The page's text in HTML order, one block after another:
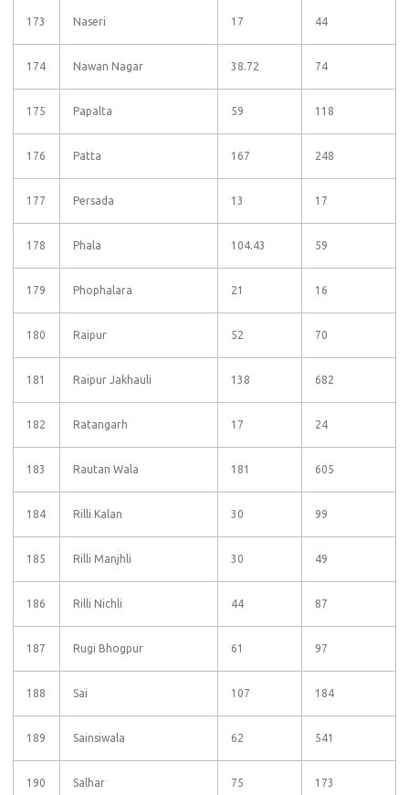
173 Naseri 17 44
174 Nawan Nagar 38.72 74
175 Papalta 59 118
176 Patta 167 248
177 Persada 13 17
178 Phala 104.43 59
179 Phophalara 21 16
180 Raipur 52 70
181 Raipur Jakhauli 138 682
182 Ratangarh 17 24
183 Rautan Wala 181 605
184 Rilli Kalan 30 99
185 Rilli Manjhli 30 49
186 Rilli Nichli 44 87
187 Rugi Bhogpur 61 97
188 Sai 107 184
189 Sainsiwala 62 541
190 Salhar 75 173